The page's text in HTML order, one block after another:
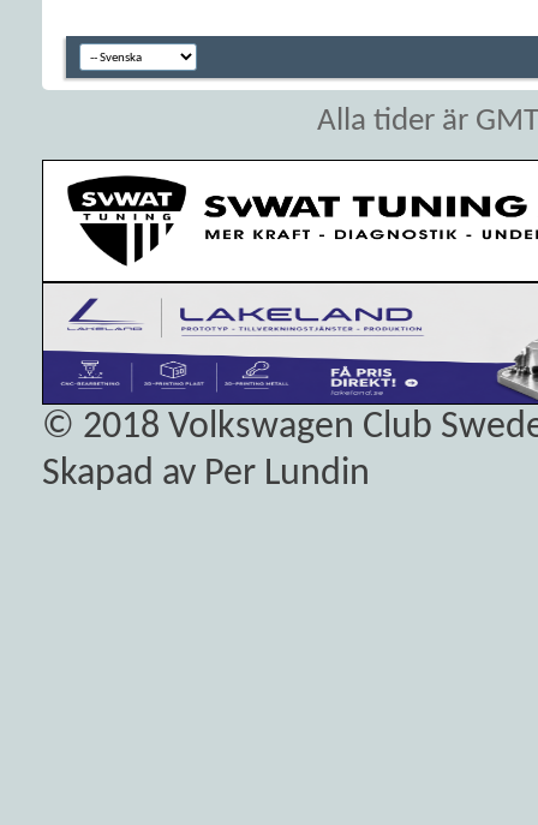
Alla tider är
© 2018 Volkswagen Club
Skapad av Per Lundin